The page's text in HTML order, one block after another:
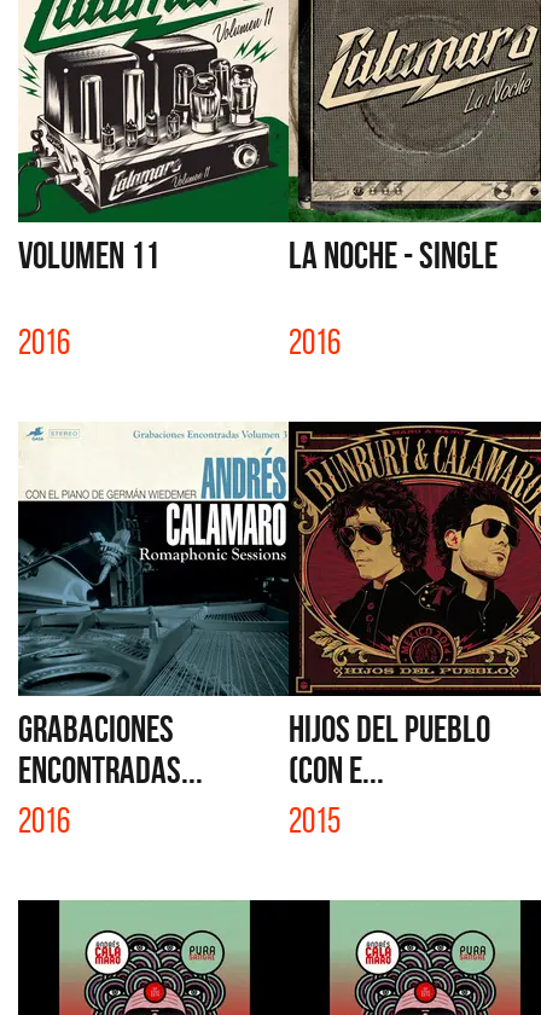
VOLUMEN 11
2016
LA NOCHE - SINGLE
2016
GRABACIONES
ENCONTRADAS...
2016
HIJOS DEL PUEBLO
(CON E...
2015